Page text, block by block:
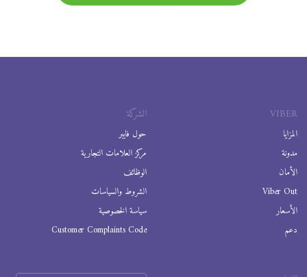
VIBER
المزايا
مدونة
الأمان
Viber Out
الأسعار
دعم
الشركة
حول فايبر
مركز العلامات التجارية
الوظائف
الشروط والسياسات
سياسة الخصوصية
Customer Complaints Code